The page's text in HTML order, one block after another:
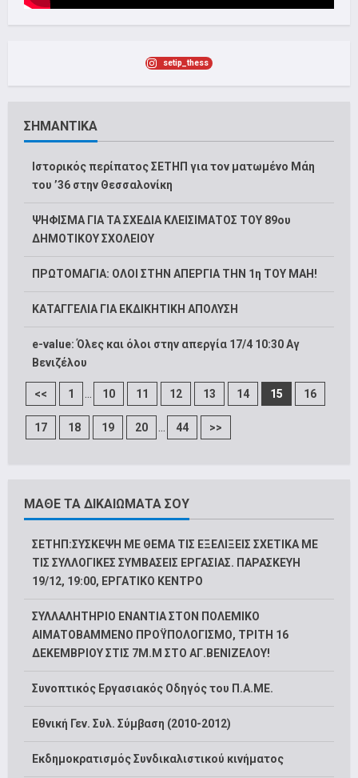
setip_thess
ΣΗΜΑΝΤΙΚΑ
Ιστορικός περίπατος ΣΕΤΗΠ για τον ματωμένο Μάη
του ’36 στην Θεσσαλονίκη
ΨΗΦΙΣΜΑ ΓΙΑ ΤΑ ΣΧΕΔΙΑ ΚΛΕΙΣΙΜΑΤΟΣ ΤΟΥ 89ου
ΔΗΜΟΤΙΚΟΥ ΣΧΟΛΕΙΟΥ
ΠΡΩΤΟΜΑΓΙΑ: ΟΛΟΙ ΣΤΗΝ ΑΠΕΡΓΙΑ ΤΗΝ 1η ΤΟΥ ΜΑΗ!
ΚΑΤΑΓΓΕΛΙΑ ΓΙΑ ΕΚΔΙΚΗΤΙΚΗ ΑΠΟΛΥΣΗ
e-value: Όλες και όλοι στην απεργία 17/4 10:30 Αγ
Βενιζέλου
<< 1 ... 10 11 12 13 14 15 16
17 18 19 20 ... 44 >>
ΜΑΘΕ ΤΑ ΔΙΚΑΙΩΜΑΤΑ ΣΟΥ
ΣΕΤΗΠ:ΣΥΣΚΕΨΗ ΜΕ ΘΕΜΑ ΤΙΣ ΕΞΕΛΙΞΕΙΣ ΣΧΕΤΙΚΑ ΜΕ
ΤΙΣ ΣΥΛΛΟΓΙΚΕΣ ΣΥΜΒΑΣΕΙΣ ΕΡΓΑΣΙΑΣ. ΠΑΡΑΣΚΕΥΗ
19/12, 19:00, ΕΡΓΑΤΙΚΟ ΚΕΝΤΡΟ
ΣΥΛΛΑΛΗΤΗΡΙΟ ΕΝΑΝΤΙΑ ΣΤΟΝ ΠΟΛΕΜΙΚΟ
ΑΙΜΑΤΟΒΑΜΜΕΝΟ ΠΡΟΫΠΟΛΟΓΙΣΜΟ, ΤΡΙΤΗ 16
ΔΕΚΕΜΒΡΙΟΥ ΣΤΙΣ 7Μ.Μ ΣΤΟ ΑΓ.ΒΕΝΙΖΕΛΟΥ!
Συνοπτικός Εργασιακός Οδηγός του Π.Α.ΜΕ.
Εθνική Γεν. Συλ. Σύμβαση (2010-2012)
Εκδημοκρατισμός Συνδικαλιστικού κινήματος